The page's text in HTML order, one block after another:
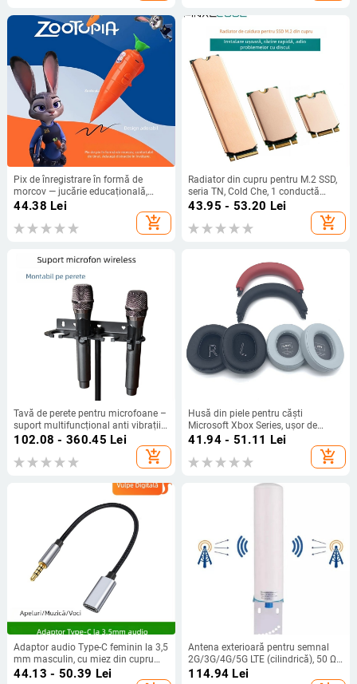
Pix de înregistrare în formă de
morcov — jucărie educațională,
înregistrare 40 s, format de
înregistrare: Altul, baterie AA,
carcasă ABS, fără suport pentru
44.38 Lei
add_shopping_cart
Radiator din cupru pentru M.2 SSD,
seria TN, Cold Che, 1 conductă
termică, 50 g, silențios
43.95 - 53.20 Lei
add_shopping_cart
Tavă de perete pentru microfoane –
suport multifuncțional anti vibrații
pentru microfoane cu fir și fără fir
102.08 - 360.45 Lei
add_shopping_cart
Husă din piele pentru căști
Microsoft Xbox Series, ușor de
instalat și confortabil de purtat
41.94 - 51.11 Lei
add_shopping_cart
Adaptor audio Type-C feminin la 3,5
mm masculin, cu miez din cupru
pur, pentru dispozitive digitale
44.13 - 50.39 Lei
Antena exterioară pentru semnal
2G/3G/4G/5G LTE (cilindrică), 50 Ω,
12 dBi, SWR ≤ 1.8
114.94 Lei